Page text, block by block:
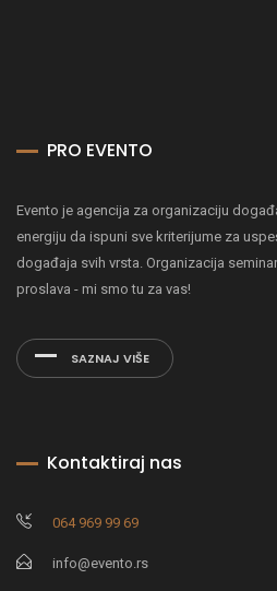
PRO EVENTO
Evento je agencija za organizaciju
energiju da ispuni sve kriterijume za
događaja svih vrsta. Organizacija
proslava - mi smo tu za vas!
SAZNAJ VIŠE
Kontaktiraj nas
064 969 99 69
info@evento.rs